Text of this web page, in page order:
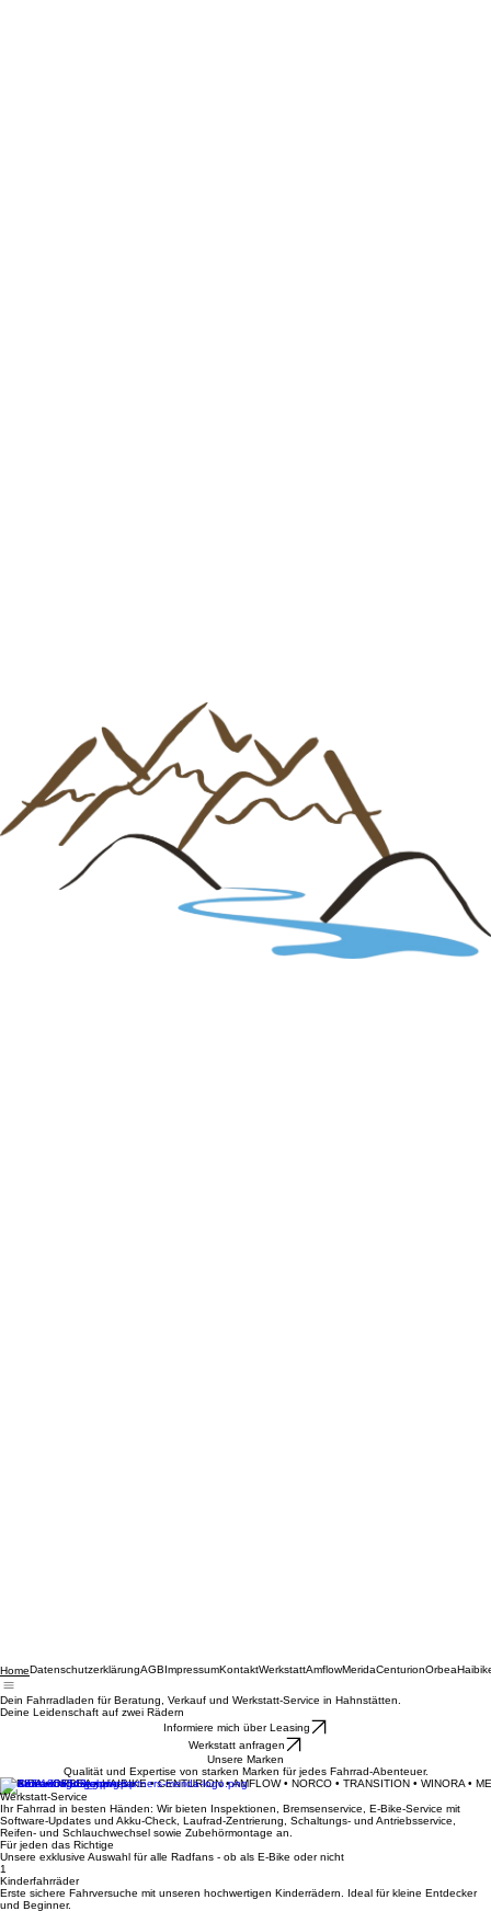
HomeDatenschutzerklärungAGB ImpressumKontaktWerkstattAmflowMeridaCenturion
Dein Fahrradladen für Beratung, Verkauf und Werkstatt-Service in Hahnstätten.
Informiere mich über Leasing
Werkstatt anfragen
Qualität und Expertise von starken Marken für jedes Fahrrad-Abenteuer.
MERIDA • ORBEA • HAIBIKE • CENTURION • AMFLOW • NORCO • TRANSITION • WINORA •
Werkstatt-Service
Ihr Fahrrad in besten Händen: Wir bieten Inspektionen, Bremsenservice, E-Bike-Service mit
Software-Updates und Akku-Check, Laufrad-Zentrierung, Schaltungs- und Antriebsservice,
Reifen- und Schlauchwechsel sowie Zubehörmontage an.
Für jeden das Richtige
Unsere exklusive Auswahl für alle Radfans - ob als E-Bike oder nicht
1